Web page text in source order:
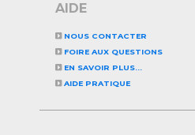
AIDE
NOUS CONTACTER
FOIRE AUX QUESTIONS
EN SAVOIR PLUS...
AIDE PRATIQUE